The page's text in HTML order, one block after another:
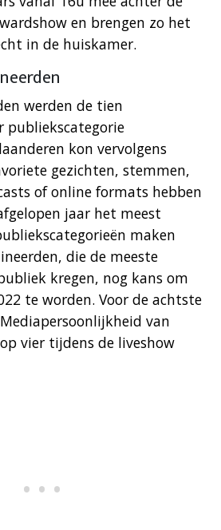
en brengen zo het
in de huiskamer.
werden de tien
publiekscategorie
kon vervolgens
gezichten, stemmen,
of online formats hebben
jaar het meest
maken
die de meeste
kregen, nog kans om
te worden. Voor de achtste
van
vier tijdens de liveshow